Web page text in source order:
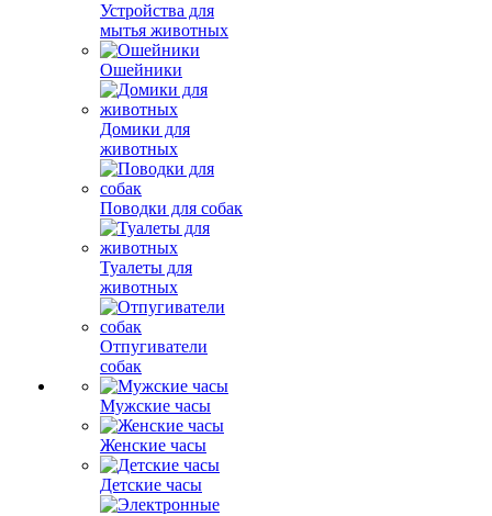
Устройства для
мытья животных
Ошейники
Домики для
животных
Поводки для собак
Туалеты для
животных
Отпугиватели
собак
Мужские часы
Женские часы
Детские часы